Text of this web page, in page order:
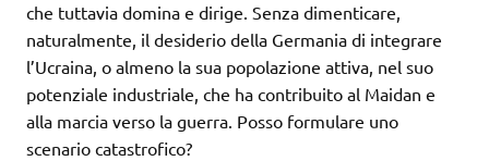
che tuttavia domina e dirige. Senza dimenticare,
naturalmente, il desiderio della Germania di integrare
l’Ucraina, o almeno la sua popolazione attiva, nel suo
potenziale industriale, che ha contribuito al Maidan e
alla marcia verso la guerra. Posso formulare uno
scenario catastrofico?